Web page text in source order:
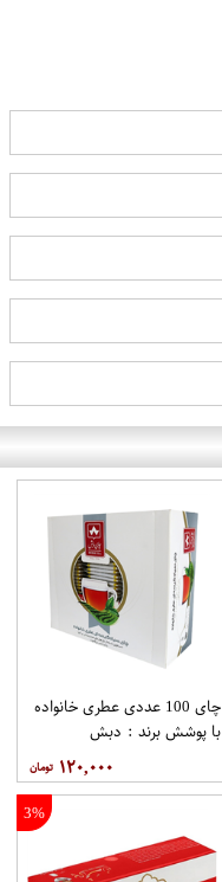
چای 100 عددی عطری خانواده
با پوشش برند : دبش
۱۲۰,۰۰۰
3%